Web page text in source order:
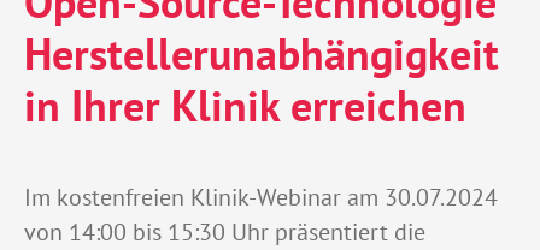
Herstellerunabhängigkeit
in Ihrer Klinikerreichen
Im kostenfreien Klinik-Webinar am 30.07.2024
von 14:00 bis 15:30 Uhr präsentiert die